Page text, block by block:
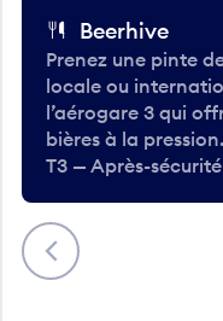
Précédent
Beerhive
Prenez une pinte
locale ou
l’aérogare 3 qui
bières à la pression.
T3 — Après-